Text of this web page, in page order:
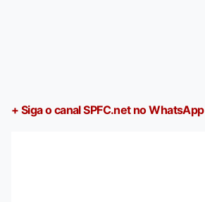
+ Siga o canal SPFC.net no WhatsApp